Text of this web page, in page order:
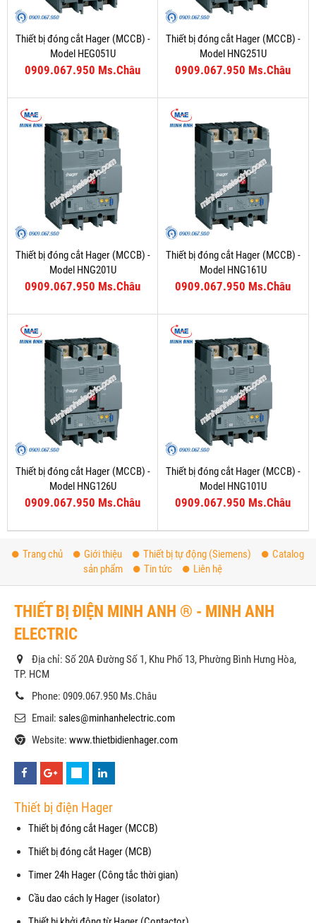
Thiết bị đóng cắt Hager (MCCB) -
Model HEG051U
0909.067.950 Ms.Châu
Thiết bị đóng cắt Hager (MCCB) -
Model HNG251U
0909.067.950 Ms.Châu
Thiết bị đóng cắt Hager (MCCB) -
Model HNG201U
0909.067.950 Ms.Châu
Thiết bị đóng cắt Hager (MCCB) -
Model HNG161U
0909.067.950 Ms.Châu
Thiết bị đóng cắt Hager (MCCB) -
Model HNG126U
0909.067.950 Ms.Châu
Thiết bị đóng cắt Hager (MCCB) -
Model HNG101U
0909.067.950 Ms.Châu
Trang chủ Giới thiệu Thiết bị tự động (Siemens)
Catalog
sản phẩm
Tin tức Liên hệ
THIẾT BỊ ĐIỆN MINH ANH ® - MINH ANH
ELECTRIC
Địa chỉ: Số 20A Đường Số 1, Khu Phố 13, Phường Bình Hưng Hòa,
TP. HCM
Phone: 0909.067.950 Ms.Châu
Email: sales@minhanhelectric.com
Website: www.thietbidienhager.com
Thiết bị điện Hager
Thiết bị đóng cắt Hager (MCCB)
Thiết bị đóng cắt Hager (MCB)
Timer 24h Hager (Công tắc thời gian)
Cầu dao cách ly Hager (isolator)